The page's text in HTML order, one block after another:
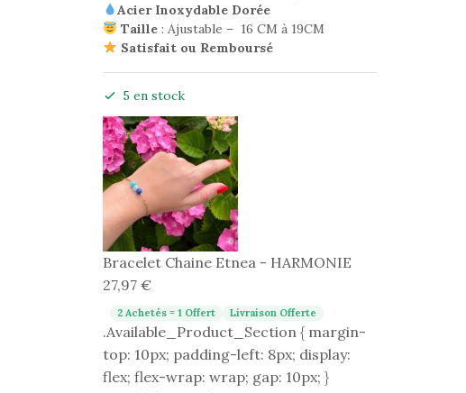
Acier Inoxydable Dorée
Taille : Ajustable – 16 CM à 19CM
Satisfait ou Remboursé
5 en stock
Bracelet Chaine Etnea - HARMONIE
27,97€
2 Achetés = 1 Offert Livraison Offerte
.Available_Product_Section { margin-
top: 10px; padding-left: 8px; display:
flex; flex-wrap: wrap; gap: 10px; }